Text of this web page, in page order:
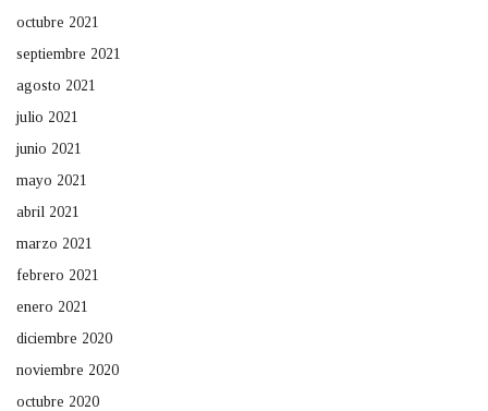
octubre 2021
septiembre 2021
agosto 2021
julio 2021
junio 2021
mayo 2021
abril 2021
marzo 2021
febrero 2021
enero 2021
diciembre 2020
noviembre 2020
octubre 2020